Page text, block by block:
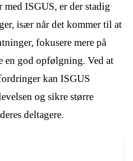
ISGUS, er der stadig
især når det kommer til at
fokusere mere på
en god opfølgning. Ved at
kan ISGUS
og sikre større
deltagere.